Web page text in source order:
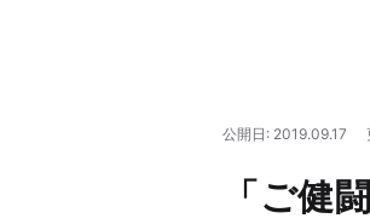
公開日: 2019.09.17
「ご健